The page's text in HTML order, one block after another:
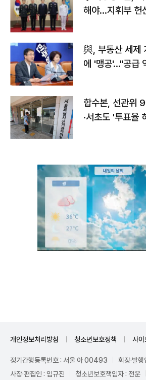
해야…지휘부 헌
與, 부동산 세제
에 '맹공'…"공급
합수본, 선관위
·서초도 '투표율
개인정보처리방침 청소년보호정책 사이
정기간행등록번호 : 서울 아 00493
회장·발
사장·편집인 : 임규진
청소년보호책임자 : 전운